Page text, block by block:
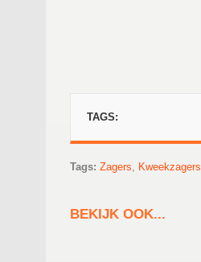
TAGS:
Tags: Zagers, Kweekzagers
BEKIJK OOK...